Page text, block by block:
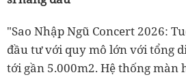
"Sao Nhập Ngũ Concert 2026:
đầu tư với quy mô lớn với tổng
tới gần 5.000m2. Hệ thống màn